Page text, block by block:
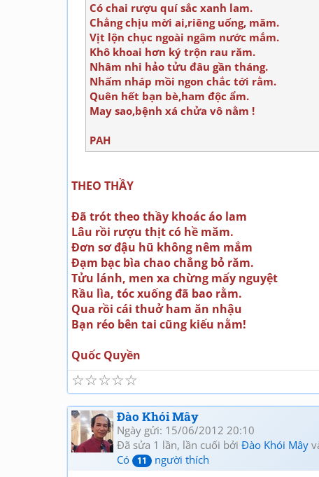
Có chai rượu quí sắc xanh lam.
Chẳng chịu mời ai,riêng uống, măm.
Vịt lộn chục ngoài ngâm nước mắm.
Khô khoai hơn ký trộn rau răm.
Nhâm nhi hảo tửu đâu gần tháng.
Nhấm nháp mồi ngon chắc tới rằm.
Quên hết bạn bè,ham độc ẩm.
May sao,bệnh xá chửa vô nằm !
PAH
THEO THẦY
Đã trót theo thầy khoác áo lam
Lâu rồi rượu thịt có hề măm.
Đơn sơ đậu hũ không nêm mắm
Đạm bạc bìa chao chẳng bỏ răm.
Tửu lánh, men xa chừng mấy nguyệt
Rầu lìa, tóc xuống đã bao rằm.
Qua rồi cái thuở ham ăn nhậu
Bạn réo bên tai cũng kiếu nằm!
Quốc Quyền
☆
☆
☆
☆
☆
Đào Khói Mây
Ngày gửi: 15/06/2012 20:10
Đã sửa 1 lần, lần cuối bởi Đào Khói Mây
Có
11 người thích